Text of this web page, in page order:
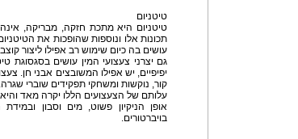
טיטניום
טיטניום היא מתכת חזקה, מבריקה,
תכונות אלו ונוספות שהופכות את
עושים בה כיום שימוש רב אפילו ליצור
גם יצרני צעצועי המין עושים בסגסוגת
יפיפיים, יש אפילו המשובצים אבני חן.
קור, נוקשות ומשחקי תפקידים שוברי שגרה.
עלותם של הצעצועים הללו יקרה מאד והיא נעה החל
אופן הניקיון פשוט, מים וסבון
בויברטורים.